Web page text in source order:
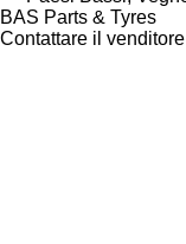
BAS Parts & Tyres
Contattare il venditore